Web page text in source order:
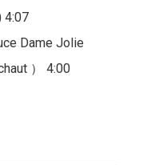
4:07
Dame Jolie
） 4:00